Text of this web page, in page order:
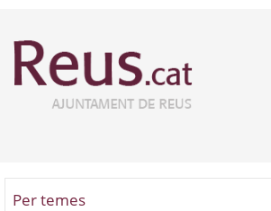
Per temes